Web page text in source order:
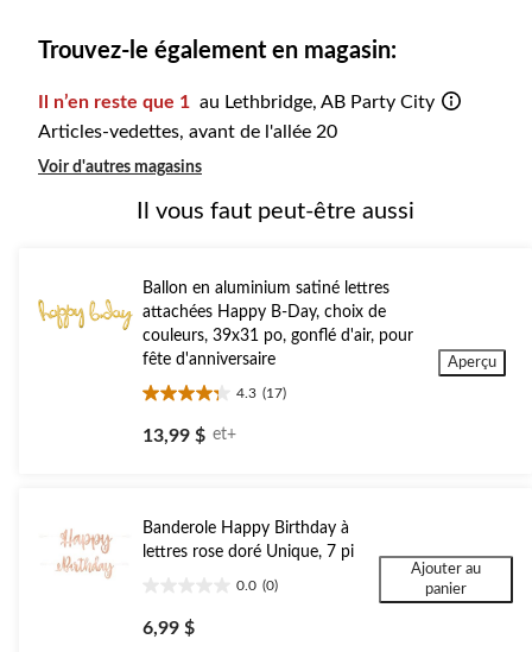
Trouvez-le également en magasin:
Il n’en reste que 1 au Lethbridge, AB Party City
Articles-vedettes, avant de l'allée 20
Voir d'autres magasins
Il vous faut peut-être aussi
Ballon en aluminium satiné lettres
attachées Happy B-Day, choix de
couleurs, 39x31 po, gonflé d'air, pour
fête d'anniversaire
4.3 (17)
4.3
étoile(s)
sur
13,99 $ et+
Aperçu
Banderole Happy Birthday à
lettres rose doré Unique, 7 pi
0.0 (0)
étoile(s)
sur
6,99 $
Ajouter au
panier